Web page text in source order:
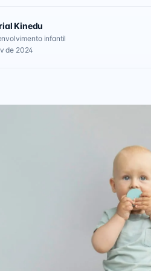
Kinedu
infantil
de 2024